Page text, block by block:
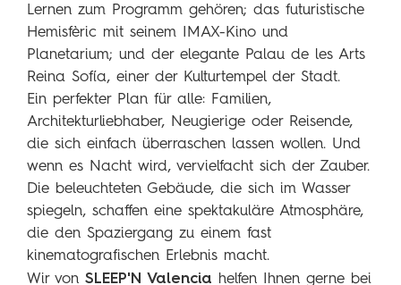
Lernen zum Programm gehören; das futuristische
Hemisfèric mit seinem IMAX-Kino und
Planetarium; und der elegante Palau de les Arts
Reina Sofía, einer der Kulturtempel der Stadt.
Ein perfekter Plan für alle: Familien,
Architekturliebhaber, Neugierige oder Reisende,
die sich einfach überraschen lassen wollen. Und
wenn es Nacht wird, vervielfacht sich der Zauber.
Die beleuchteten Gebäude, die sich im Wasser
spiegeln, schaffen eine spektakuläre Atmosphäre,
die den Spaziergang zu einem fast
kinematografischen Erlebnis macht.
Wir von SLEEP'N Valencia helfen Ihnen gerne bei